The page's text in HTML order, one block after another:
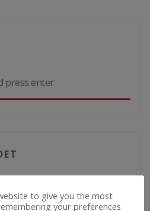
Container
to give you the most
your preferences